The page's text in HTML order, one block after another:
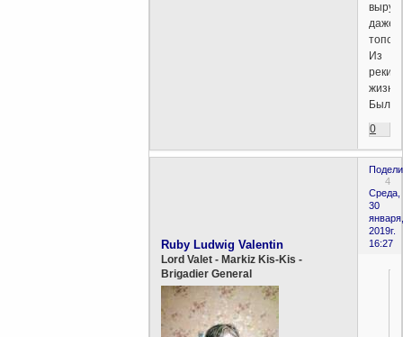
даже
Из
реки
жизни.
Было.
0
4
Среда,
30
января,
2019г.
16:27
Ruby Ludwig Valentin
Lord Valet - Markiz Kis-Kis -
Brigadier General